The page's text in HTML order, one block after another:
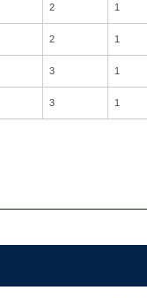
2 1
2 1
3 1
3 1